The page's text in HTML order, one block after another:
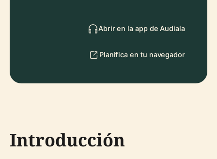
Abrir en la app de Audiala
Planifica en tu navegador
Introducción